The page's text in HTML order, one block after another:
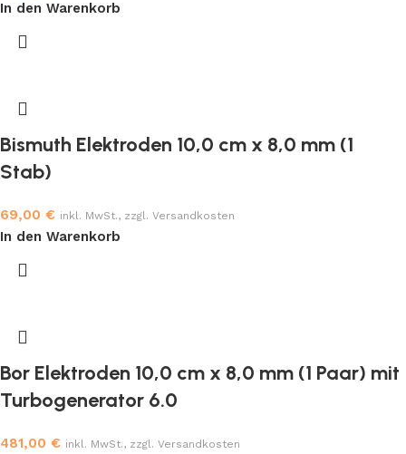
In den Warenkorb
Bismuth Elektroden 10,0 cm x 8,0 mm (1
Stab)
69,00 € inkl. MwSt., zzgl. Versandkosten
In den Warenkorb
Bor Elektroden 10,0 cm x 8,0 mm (1 Paar) mit
Turbogenerator 6.0
481,00 € inkl. MwSt., zzgl. Versandkosten